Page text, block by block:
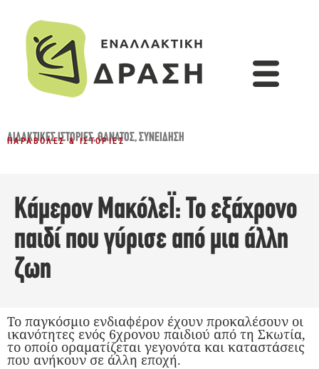
ΔΙΔΑΚΤΙΚΈΣ ΙΣΤΟΡΊΕΣ,ΘΆΝΑΤΟΣ,ΣΥΝΕΊΔΗΣΗ
ΠΑΡΑΒΟΛΈΣ & ΙΣΤΟΡΊΕΣ
Κάμερον ΜακόλεΪ: Το εξάχρονο
παιδί που γύρισε από μια άλλη
ζωη
Το παγκόσμιο ενδιαφέρον έχουν προκαλέσουν οι
ικανότητες ενός 6χρονου παιδιού από τη Σκωτία,
το οποίο οραματίζεται γεγονότα και καταστάσεις
που ανήκουν σε άλλη εποχή.